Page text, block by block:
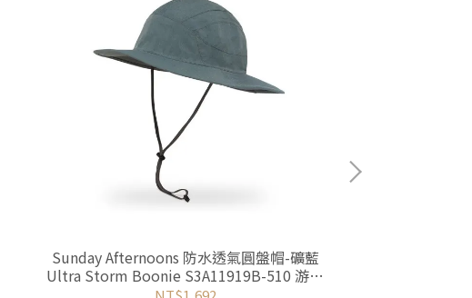
Sunday Afternoons 防水透氣圓盤帽-礦藍
Ultra Storm Boonie S3A11919B-510 游遊
戶外Yoyo Outdoor